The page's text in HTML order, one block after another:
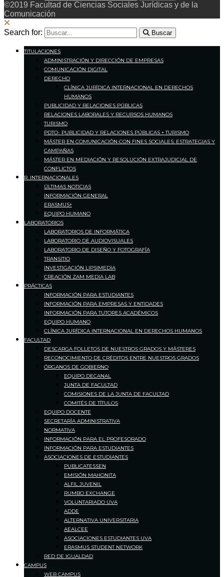
©2019 Facultad de Ciencias Sociales Jurídicas y de la
Comunicación
Search for: Buscar
TITULACIONES
ADMINISTRACIÓN Y DIRECCIÓN DE EMPRESAS
COMUNICACIÓN DIGITAL
DERECHO
CLÍNICA JURÍDICA INTERNACIONAL EN DERECHOS
HUMANOS
PUBLICIDAD Y RELACIONES PÚBLICAS
RELACIONES LABORALES Y RECURSOS HUMANOS
TURISMO
PDTO- PUBLICIDAD Y RELACIONES PÚBLICAS + TURISMO
MÁSTER EN COMUNICACIÓN CON FINES SOCIALES: ESTRATEGIAS Y
CAMPAÑAS
MÁSTER EN MEDIACIÓN Y RESOLUCIÓN EXTRAJUDICIAL DE
CONFLICTOS
R. INTERNACIONALES
ÚLTIMAS NOTICIAS
INFORMACIÓN GENERAL
ERASMUS+
EQUIPO HUMANO
LABORATORIOS
LABORATORIOS DE INFORMÁTICA
LABORATORIO DE AUDIOVISUALES
LABORATORIO DE DISEÑO Y FOTOGRAFÍA
TRANSITIO
INVESTIGACIÓN LIPSIMEDIA
CREACIÓN ZAM MEDIA LAB
PRÁCTICAS
INFORMACIÓN PARA ESTUDIANTES
INFORMACIÓN PARA EMPRESAS Y ENTIDADES
INFORMACIÓN PARA TUTORES ACADÉMICOS
EQUIPO HUMANO
CLÍNICA JURÍDICA INTERNACIONAL EN DERECHOS HUMANOS
FACULTAD
DESCARGA FOLLETOS DE NUESTROS GRADOS Y MÁSTERES
RECONOCIMIENTO DE CRÉDITOS ENTRE NUESTROS GRADOS
ÓRGANOS DE GOBIERNO
EQUIPO DECANAL
JUNTA DE FACULTAD
COMISIONES DE LA JUNTA DE FACULTAD
COMITÉS DE TÍTULOS
EQUIPO DOCENTE
SECRETARÍA ADMINISTRATIVA
NORMATIVA
INFORMACIÓN PARA EL PROFESORADO
INFORMACIÓN PARA ESTUDIANTES
ASOCIACIONES DE ESTUDIANTES
PUBLICATESSEN
EMISIÓN MAHONITA
ALFIL JUVENIL
RUMBO EXCHANGE
VOLUNTARIADO UVA
ADDE
ALTERNATIVA UNIVERSITARIA
AEALCEE
ASOCIACIONES ESTUDIANTES UVA
ERASMUS STUDENT NETWORK
RED DE IGUALDAD
CAMPUS
WEB CAMPUS